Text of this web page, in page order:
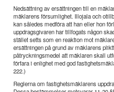
Nedsättning av ersättningen till en
mäklarens försumlighet. Illojala och
kan således medföra att han eller hon
uppdragsgivaren har tillfogats någon
stället setts som en reaktion mot
ersättningen på grund av mäklarens
påtryckningsmedel att mäklaren skall
förfara i enlighet med god
222.)
Reglerna om fastighetsmäklarens